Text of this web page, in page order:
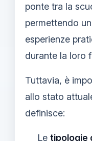
ponte tra la
permettendo
esperienze
durante la loro
Tuttavia, è
allo stato
definisce:
Le tipologie